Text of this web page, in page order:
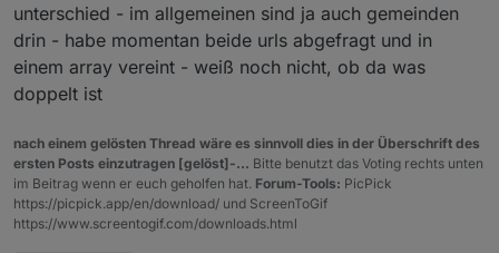
unterschied - im allgemeinen sind ja auch gemeinden
drin - habe momentan beide urls abgefragt und in
einem array vereint - weiß noch nicht, ob da was
doppelt ist
nach einem gelösten Thread wäre es sinnvoll dies in der Überschrift des
ersten Posts einzutragen [gelöst]-... Bitte benutzt das Voting rechts unten
im Beitrag wenn er euch geholfen hat. Forum-Tools: PicPick
https://picpick.app/en/download/ und ScreenToGif
https://www.screentogif.com/downloads.html